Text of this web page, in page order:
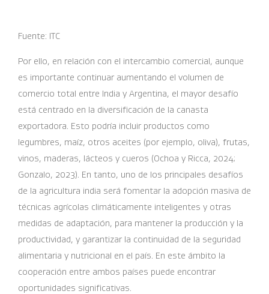
Fuente: ITC
Por ello, en relación con el intercambio comercial, aunque
es importante continuar aumentando el volumen de
comercio total entre India y Argentina, el mayor desafío
está centrado en la diversificación de la canasta
exportadora. Esto podría incluir productos como
legumbres, maíz, otros aceites (por ejemplo, oliva), frutas,
vinos, maderas, lácteos y cueros (Ochoa y Ricca, 2024;
Gonzalo, 2023). En tanto, uno de los principales desafíos
de la agricultura india será fomentar la adopción masiva de
técnicas agrícolas climáticamente inteligentes y otras
medidas de adaptación, para mantener la producción y la
productividad, y garantizar la continuidad de la seguridad
alimentaria y nutricional en el país. En este ámbito la
cooperación entre ambos países puede encontrar
oportunidades significativas.